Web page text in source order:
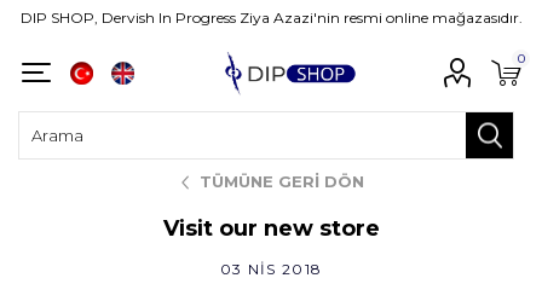
DIP SHOP, Dervish In Progress Ziya Azazi'nin resmi online mağazasıdır.
0
TÜMÜNE GERI DÖN
Visit our new store
03 NIS 2018